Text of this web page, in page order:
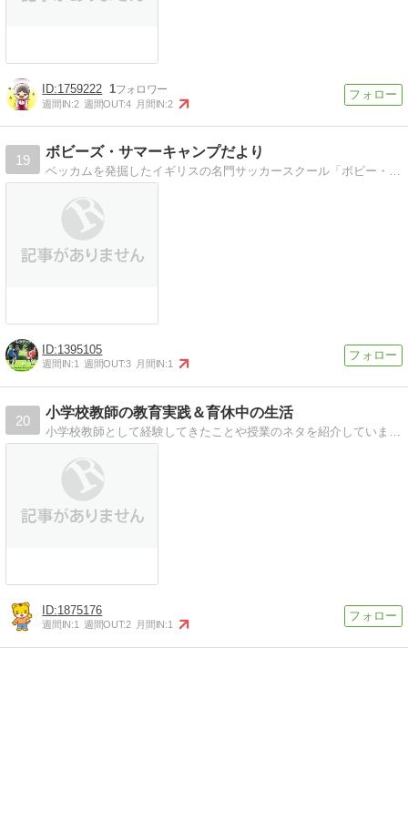
1759222 1
週間IN:2 週間OUT:4 月間IN:2
19
ボビーズ・サマーキャンプだより
1395105
週間IN:1 週間OUT:3 月間IN:1
20
小学校教師の教育実践＆育休中の生活
1875176
週間IN:1 週間OUT:2 月間IN:1